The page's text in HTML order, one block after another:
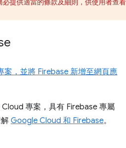
提供適當的條款及細則，供使用者查看
案，並將 Firebase 新增至網頁應
專案，具有 Firebase 專屬
Google Cloud 和 Firebase。